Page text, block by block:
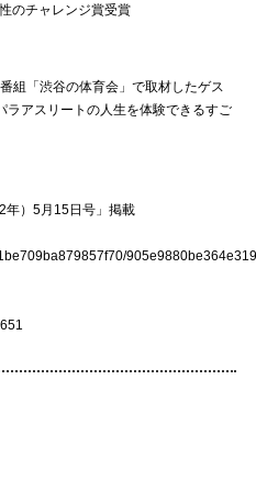
のチャレンジ賞受賞
組「渋谷の体育会」で取材したゲス
ラアスリートの人生を体験できるすご
年）5月15日号」掲載